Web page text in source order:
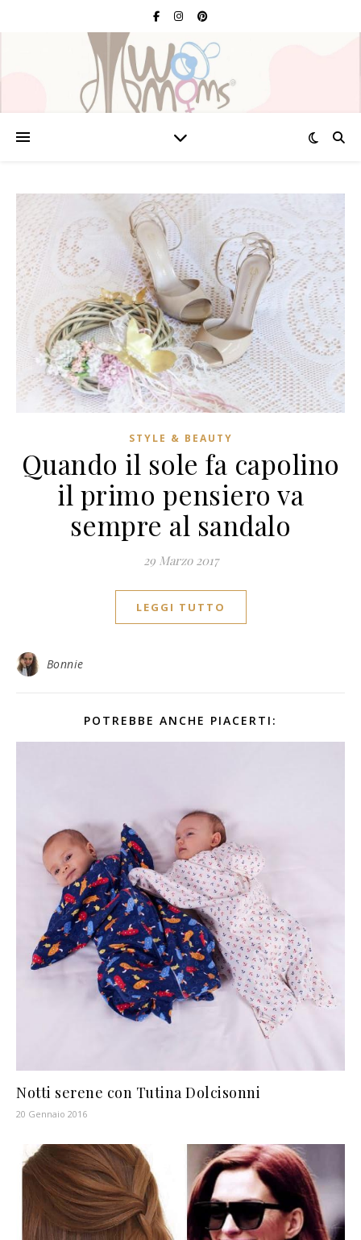
STYLE & BEAUTY
Quando il sole fa capolino
il primo pensiero va
sempre al sandalo
29 Marzo 2017
LEGGI TUTTO
Bonnie
POTREBBE ANCHE PIACERTI:
Notti serene con Tutina Dolcisonni
20 Gennaio 2016